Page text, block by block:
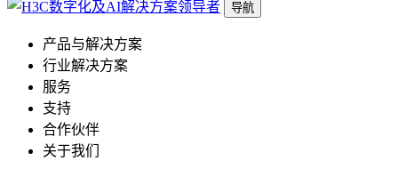
导航
产品与解决方案
行业解决方案
服务
支持
合作伙伴
关于我们